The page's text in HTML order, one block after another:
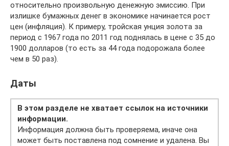
относительно произвольную денежную эмиссию. При
излишке бумажных денег в экономике начинается рост
цен (инфляция). К примеру, тройская унция золота за
период с 1967 года по 2011 год поднялась в цене с 35 до
1900 долларов (то есть за 44 года подорожала более
чем в 50 раз).
Даты
В этом разделе не хватает ссылок на источники
информации.
Информация должна быть проверяема, иначе она
может быть поставлена под сомнение и удалена. Вы